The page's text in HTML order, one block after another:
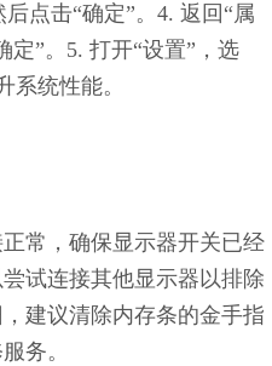
点击“确定”。4. 返回“属
定”。5. 打开“设置”，选
统性能。
常，确保显示器开关已经
试连接其他显示器以排除
建议清除内存条的金手指
务。